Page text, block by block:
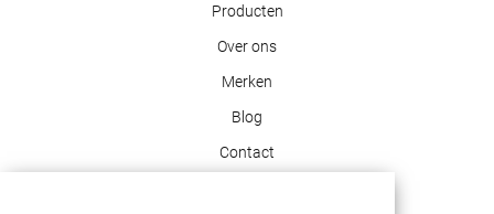
Producten
Over ons
Merken
Blog
Contact